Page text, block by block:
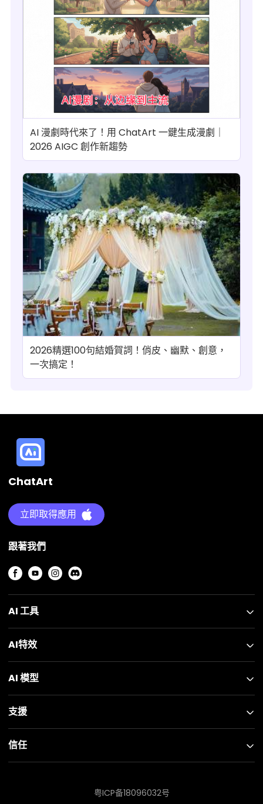
AI 漫劇時代來了！用 ChatArt 一鍵生成漫劇｜
2026 AIGC 創作新趨勢
2026精選100句結婚賀詞！俏皮、幽默、創意，
一次搞定！
ChatArt
立即取得應用
跟著我們
AI 工具
AI特效
AI 模型
支援
信任
粤ICP备18096032号